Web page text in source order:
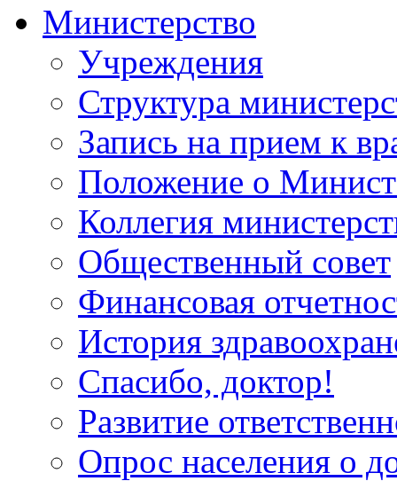
Министерство
Учреждения
Структура
Запись на прием к
Положение о
Коллегия
Общественный совет
Финансовая
История
Спасибо, доктор!
Развитие
Опрос населения о